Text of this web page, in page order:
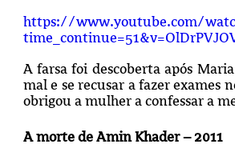
https://www.youtube.com/
A farsa foi descoberta após
mal e se recusar a fazer exames
obrigou a mulher a confessar a
A morte de Amin Khader – 2011